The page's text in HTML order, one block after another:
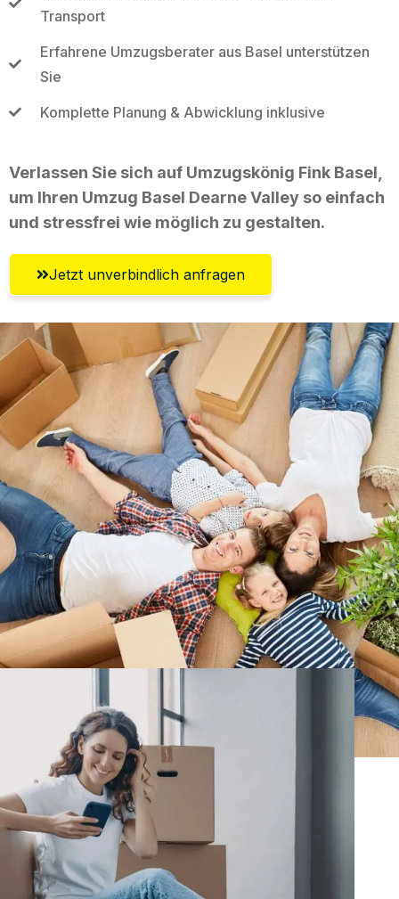
Transport
Erfahrene Umzugsberater aus Basel unterstützen
Sie
Komplette Planung & Abwicklung inklusive
Verlassen Sie sich auf Umzugskönig Fink Basel,
um Ihren Umzug Basel Dearne Valley so einfach
und stressfrei wie möglich zu gestalten.
Jetzt unverbindlich anfragen